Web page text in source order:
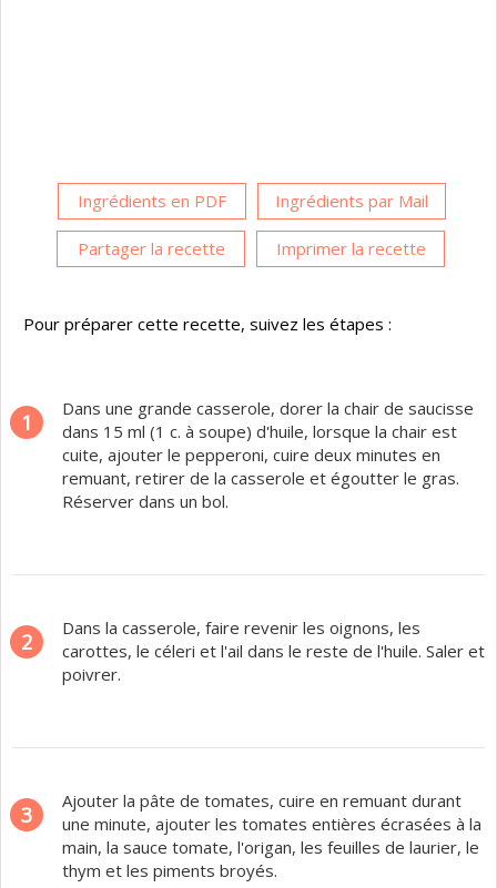
Ingrédients en PDF Ingrédients par Mail
Partager la recette Imprimer la recette
Pour préparer cette recette, suivez les étapes :
1
Dans une grande casserole, dorer la chair de saucisse
dans 15 ml (1 c. à soupe) d'huile, lorsque la chair est
cuite, ajouter le pepperoni, cuire deux minutes en
remuant, retirer de la casserole et égoutter le gras.
Réserver dans un bol.
2
Dans la casserole, faire revenir les oignons, les
carottes, le céleri et l'ail dans le reste de l'huile. Saler et
poivrer.
3
Ajouter la pâte de tomates, cuire en remuant durant
une minute, ajouter les tomates entières écrasées à la
main, la sauce tomate, l'origan, les feuilles de laurier, le
thym et les piments broyés.